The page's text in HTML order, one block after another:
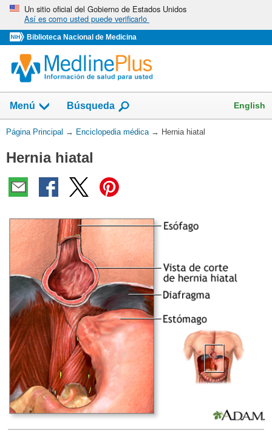
Omita
vaya
al
Contenido
Un sitio oficial del Gobierno de Estados Unidos
Así es como usted puede verificarlo
Biblioteca Nacional de Medicina
Menú Búsqueda English
Usted
aquí:
Página Principal → Enciclopedia médica → Hernia hiatal
Hernia hiatal